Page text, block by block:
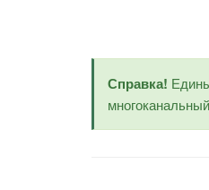
Справка!